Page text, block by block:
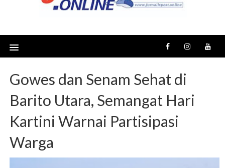
Gowes dan Senam Sehat di
Barito Utara, Semangat Hari
Kartini Warnai Partisipasi
Warga